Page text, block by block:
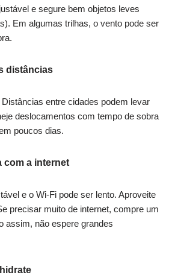
e segure bem objetos leves
Em algumas trilhas, o vento pode ser
distâncias
entre cidades podem levar
deslocamentos com tempo de sobra
poucos dias.
com a internet
e o Wi-Fi pode ser lento. Aproveite
precisar muito de internet, compre um
assim, não espere grandes